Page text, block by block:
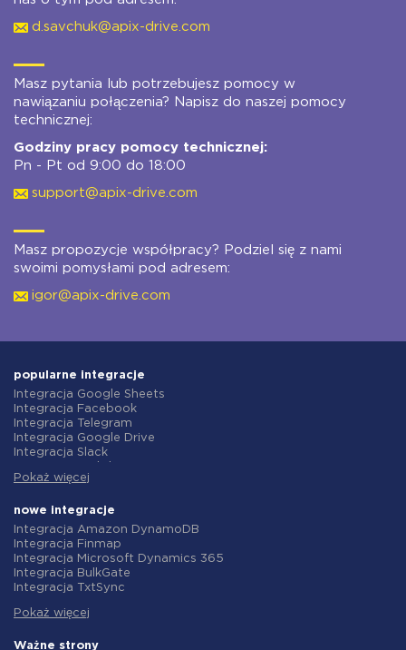
d.savchuk@apix-drive.com
Masz pytania lub potrzebujesz pomocy w
nawiązaniu połączenia? Napisz do naszej pomocy
technicznej:
Godziny pracy pomocy technicznej:
Pn - Pt od 9:00 do 18:00
support@apix-drive.com
Masz propozycje współpracy? Podziel się z nami
swoimi pomysłami pod adresem:
igor@apix-drive.com
popularne integracje
Integracja Google Sheets
Integracja Facebook
Integracja Telegram
Integracja Google Drive
Integracja Slack
Integracja Gmail
Integracja ClickUp
Integracja Airtable
Integracja Google Contacts
Integracja OpenAI (ChatGPT)
Integracja Instagram
Integracja ActiveCampaign
Integracja Salesforce CRM
Integracja Notion
Pokaż więcej
nowe integracje
Integracja Amazon DynamoDB
Integracja Finmap
Integracja Microsoft Dynamics 365
Integracja BulkGate
Integracja TxtSync
Integracja Corezoid
Integracja Instasent
Pokaż więcej
Ważne strony